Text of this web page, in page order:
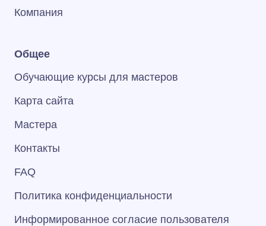
Компания
Общее
Обучающие курсы для мастеров
Карта сайта
Мастера
Контакты
FAQ
Политика конфиденциальности
Информированное согласие пользователя